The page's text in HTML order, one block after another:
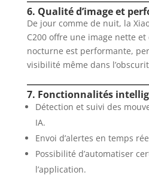
6. Qualité d’image et
De jour comme de nuit, la
C200 offre une image nette
nocturne est performante,
visibilité même dans
7. Fonctionnalités
Détection et suivi des
IA.
Envoi d’alertes en temps
Possibilité d’automatiser
l’application.